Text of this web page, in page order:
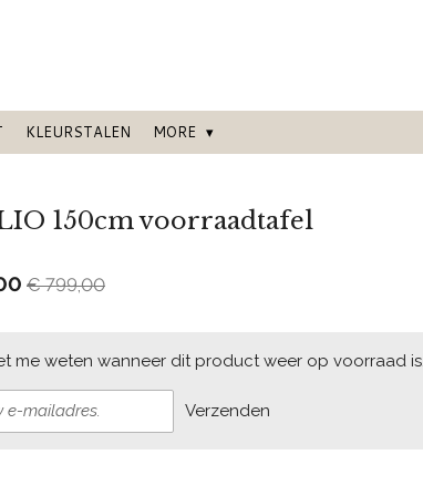
KLEURSTALEN MORE
150cm voorraadtafel
€ 799,00
me weten wanneer dit product weer op voorraad is.
Verzenden